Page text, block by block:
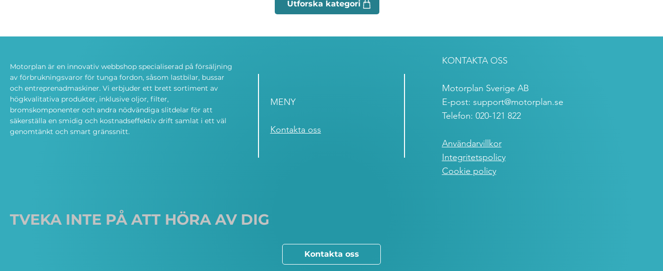
Motorplan är en innovativ webbshop specialiserad på försäljning
av förbrukningsvaror för tunga fordon, såsom lastbilar, bussar
och entreprenadmaskiner. Vi erbjuder ett brett sortiment av
högkvalitativa produkter, inklusive oljor, filter,
bromskomponenter och andra nödvändiga slitdelar för att
säkerställa en smidig och kostnadseffektiv drift samlat i ett väl
genomtänkt och smart gränssnitt.
MENY
Kontakta oss
KONTAKTA OSS
Motorplan Sverige AB
E-post: support@motorplan.se
Telefon: 020-121 822
Användarvillkor
Integritetspolicy
Cookie policy
TVEKA INTE PÅ ATT HÖRA AV DIG
Kontakta oss